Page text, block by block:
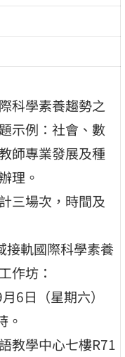
科學素養趨勢之
示例：社會、數
師專業發展及種
理。
三場次，時間及
接軌國際科學素養
作坊：
6日（星期六）
。
教學中心七樓R71